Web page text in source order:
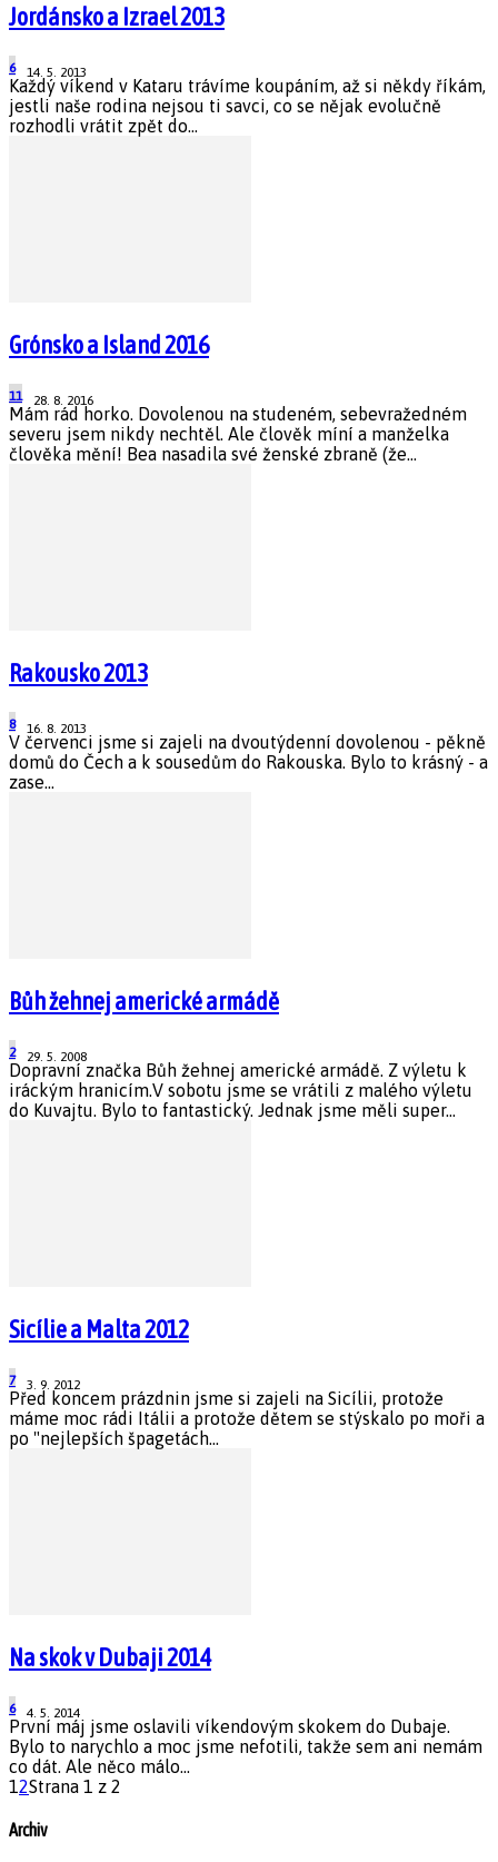
Jordánsko a Izrael 2013
14. 5. 2013
6
Každý víkend v Kataru trávíme koupáním, až si někdy říkám,
jestli naše rodina nejsou ti savci, co se nějak evolučně
rozhodli vrátit zpět do...
Grónsko a Island 2016
28. 8. 2016
11
Mám rád horko. Dovolenou na studeném, sebevražedném
severu jsem nikdy nechtěl. Ale člověk míní a manželka
člověka mění! Bea nasadila své ženské zbraně (že...
Rakousko 2013
16. 8. 2013
8
V červenci jsme si zajeli na dvoutýdenní dovolenou - pěkně
domů do Čech a k sousedům do Rakouska. Bylo to krásný - a
zase...
Bůh žehnej americké armádě
29. 5. 2008
2
Dopravní značka Bůh žehnej americké armádě. Z výletu k
iráckým hranicím.V sobotu jsme se vrátili z malého výletu
do Kuvajtu. Bylo to fantastický. Jednak jsme měli super...
Sicílie a Malta 2012
3. 9. 2012
7
Před koncem prázdnin jsme si zajeli na Sicílii, protože
máme moc rádi Itálii a protože dětem se stýskalo po moři a
po "nejlepších špagetách...
Na skok v Dubaji 2014
4. 5. 2014
6
První máj jsme oslavili víkendovým skokem do Dubaje.
Bylo to narychlo a moc jsme nefotili, takže sem ani nemám
co dát. Ale něco málo...
12Strana 1 z 2
Archiv